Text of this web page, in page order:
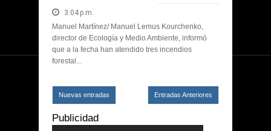
3:04 p.m.
Manuel Martínez/ Manuel Lemus Kourchenko,
director de Ecología y Medio Ambiente, informó
que a la fecha han atendido tres incendios
forestal...
Nuevas entradas Entradas Anteriores
Publicidad